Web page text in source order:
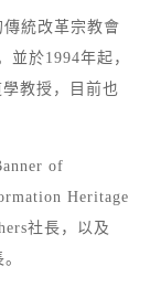
傳統改革宗教會
並於1994年起，
教授，目前也
of
Heritage
社長，以及